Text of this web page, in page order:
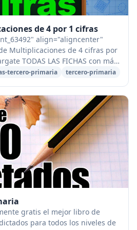
de 4 por 1 cifras
align="aligncenter"
Multiplicaciones de 4 cifras por
TODAS LAS FICHAS con más
de 4 cifras po...
tercero-primaria tercero-primaria
gratis el mejor libro de
para todos los niveles de